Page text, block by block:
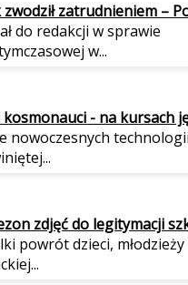
zatrudnieniem –
do redakcji w sprawie
w...
- na kursach
nowoczesnych
zdjęć do legitymacji
powrót dzieci, młodzieży